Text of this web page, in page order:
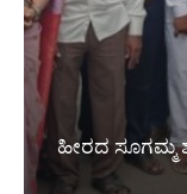
ಹೀರದ ಸೂಗಮ್ಮ